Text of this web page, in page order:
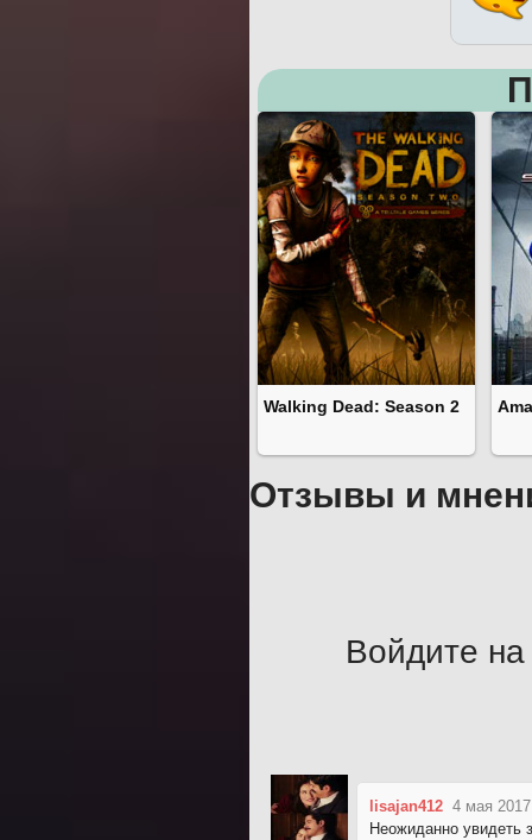
Walking Dead: Season 2
Отзывы и
Войдите на
lisajan412 4 мая
Неожиданно увидеть